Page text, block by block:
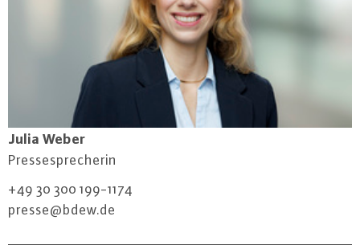
Julia Weber
Pres­se­spre­che­rin
+49 30 300 199-1174
presse@​bdew.​de